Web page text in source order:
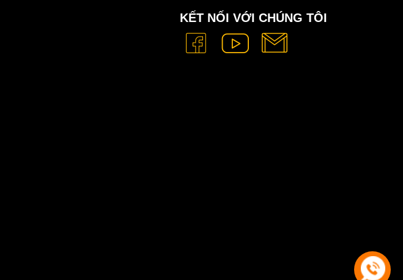
KẾT NỐI VỚI CHÚNG TÔI